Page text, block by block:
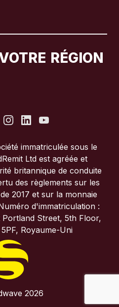
RÉGION
immatriculée sous le
Ltd est agréée et
britannique de conduite
des règlements sur les
2017 et sur la monnaie
d'immatriculation :
Portland Street, 5th Floor,
Royaume-Uni
2026